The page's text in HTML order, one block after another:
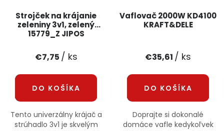
Strojček na krájanie
zeleniny 3v1, zelený
15779_Z JIPOS
€7,75 / ks
DO KOŠÍKA
Tento univerzálny krájač a
strúhadlo 3v1 je skvelým
Vaflovač 2000W KD4100
KRAFT&DELE
€35,61 / ks
DO KOŠÍKA
Doprajte si dokonalé
domáce vafle kedykoľvek